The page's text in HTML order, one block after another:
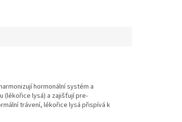
hormonální systém a
(lékořice lysá) a zajišťují pre-
trávení, lékořice lysá přispívá k